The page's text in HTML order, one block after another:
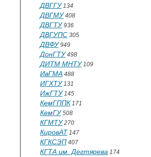
ДВГГУ134
ДВГМУ408
ДВГТУ936
ДВГУПС 305
ДВФУ949
ДонГТУ498
ДИТМ МНТУ109
ИвГМА 488
ИГХТУ131
ИжГТУ145
КемГППК 171
КемГУ508
КГМТУ270
КировАТ 147
КГКСЭП 407
КГТА им. Дегтярева 174